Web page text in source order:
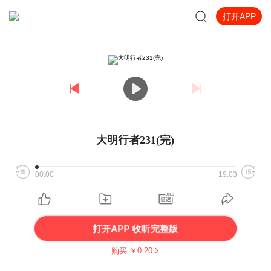
打开APP
大明行者231(完)
00:00 19:03
打开APP 收听完整版
购买 ￥ 0.20